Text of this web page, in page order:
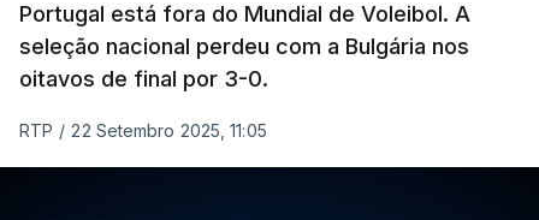
Portugal está fora do Mundial de Voleibol. A
seleção nacional perdeu com a Bulgária nos
oitavos de final por 3-0.
RTP / 22 Setembro 2025, 11:05